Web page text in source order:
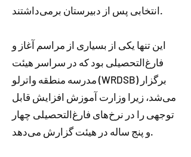
انتخابی پس از دبیرستان برمی‌داشتند.
این تنها یکی از بسیاری از مراسم آغاز و
فارغ‌التحصیلی بود که در سراسر هیئت
مدرسه منطقه واترلو (WRDSB) برگزار
می‌شد، زیرا وزارت آموزش افزایش قابل
توجهی را در نرخ‌های فارغ‌التحصیلی چهار
و پنج ساله در هیئت گزارش می‌دهد.